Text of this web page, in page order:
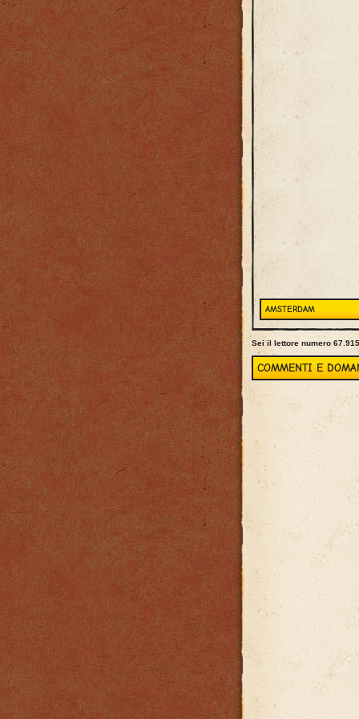
AMSTERDAM
Sei il lettore numero
COMMENTI E